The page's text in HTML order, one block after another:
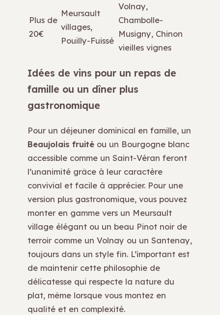
Plus de
20€
Meursault
villages,
Pouilly-Fuissé
Volnay,
Chambolle-
Musigny, Chinon
vieilles vignes
Idées de vins pour un repas de
famille ou un dîner plus
gastronomique
Pour un déjeuner dominical en famille, un
Beaujolais fruité ou un Bourgogne blanc
accessible comme un Saint-Véran feront
l’unanimité grâce à leur caractère
convivial et facile à apprécier. Pour une
version plus gastronomique, vous pouvez
monter en gamme vers un Meursault
village élégant ou un beau Pinot noir de
terroir comme un Volnay ou un Santenay,
toujours dans un style fin. L’important est
de maintenir cette philosophie de
délicatesse qui respecte la nature du
plat, même lorsque vous montez en
qualité et en complexité.